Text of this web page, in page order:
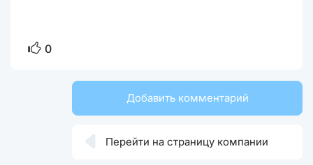
0
Добавить комментарий
Перейти на страницу компании